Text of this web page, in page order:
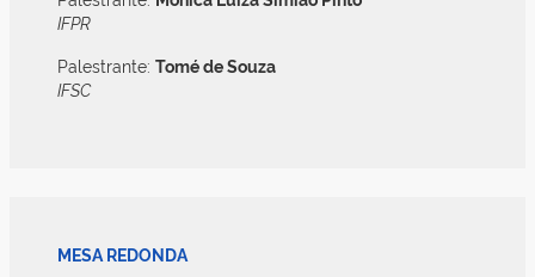
IFPR
Palestrante: Tomé de Souza
IFSC
MESA REDONDA